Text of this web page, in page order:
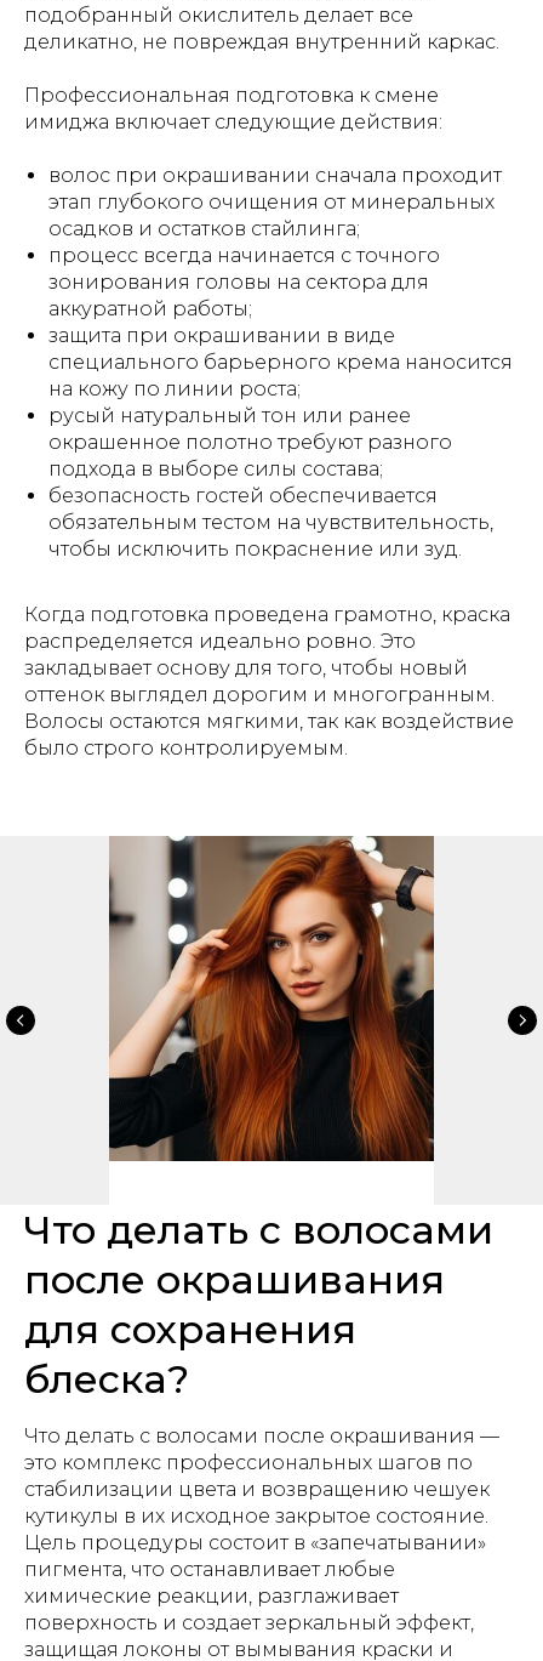
подобранный окислитель делает все
деликатно, не повреждая внутренний каркас.
Профессиональная подготовка к смене
имиджа включает следующие действия:
волос при окрашивании сначала проходит
этап глубокого очищения от минеральных
осадков и остатков стайлинга;
процесс всегда начинается с точного
зонирования головы на сектора для
аккуратной работы;
защита при окрашивании в виде
специального барьерного крема наносится
на кожу по линии роста;
русый натуральный тон или ранее
окрашенное полотно требуют разного
подхода в выборе силы состава;
безопасность гостей обеспечивается
обязательным тестом на чувствительность,
чтобы исключить покраснение или зуд.
Когда подготовка проведена грамотно, краска
распределяется идеально ровно. Это
закладывает основу для того, чтобы новый
оттенок выглядел дорогим и многогранным.
Волосы остаются мягкими, так как воздействие
было строго контролируемым.
Что делать с волосами
после окрашивания
для сохранения
блеска?
Что делать с волосами после окрашивания —
это комплекс профессиональных шагов по
стабилизации цвета и возвращению чешуек
кутикулы в их исходное закрытое состояние.
Цель процедуры состоит в «запечатывании»
пигмента, что останавливает любые
химические реакции, разглаживает
поверхность и создает зеркальный эффект,
защищая локоны от вымывания краски и